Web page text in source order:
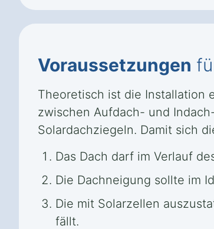
Voraussetzungen
Theoretisch ist die Installation
zwischen Aufdach- und
Solardachziegeln. Damit sich
Das Dach darf im Verlauf
Die Dachneigung sollte im
Die mit Solarzellen
fällt.